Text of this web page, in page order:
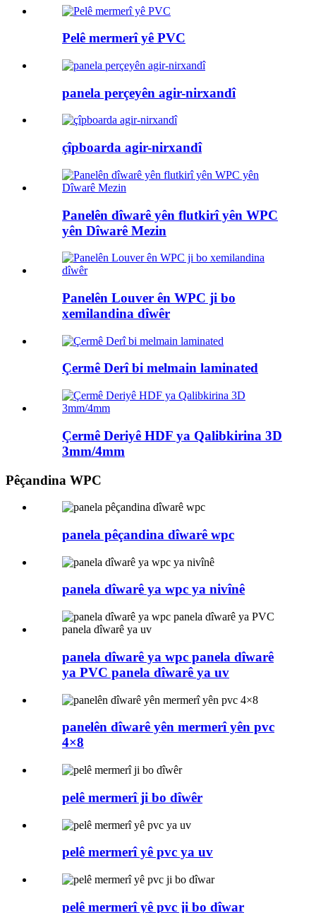
Pelê mermerî yê PVC
panela perçeyên agir-nirxandî
çîpboarda agir-nirxandî
Panelên dîwarê yên flutkirî yên WPC
yên Dîwarê Mezin
Panelên Louver ên WPC ji bo
xemilandina dîwêr
Çermê Derî bi melmain laminated
Çermê Deriyê HDF ya Qalibkirina 3D
3mm/4mm
Pêçandina WPC
panela pêçandina dîwarê wpc
panela dîwarê ya wpc ya nivînê
panela dîwarê ya wpc panela dîwarê
ya PVC panela dîwarê ya uv
panelên dîwarê yên mermerî yên pvc
4×8
pelê mermerî ji bo dîwêr
pelê mermerî yê pvc ya uv
pelê mermerî yê pvc ji bo dîwar